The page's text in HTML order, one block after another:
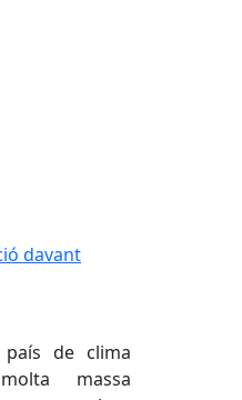
davant d'incendis
davant
de clima
massa